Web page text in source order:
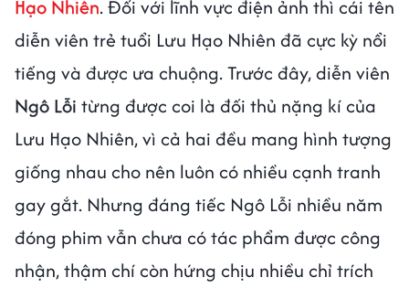
Hạo Nhiên. Đối với lĩnh vực điện ảnh thì cái tên
diễn viên trẻ tuổi Lưu Hạo Nhiên đã cực kỳ nổi
tiếng và được ưa chuộng. Trước đây, diễn viên
Ngô Lỗi từng được coi là đối thủ nặng kí của
Lưu Hạo Nhiên, vì cả hai đều mang hình tượng
giống nhau cho nên luôn có nhiều cạnh tranh
gay gắt. Nhưng đáng tiếc Ngô Lỗi nhiều năm
đóng phim vẫn chưa có tác phẩm được công
nhận, thậm chí còn hứng chịu nhiều chỉ trích